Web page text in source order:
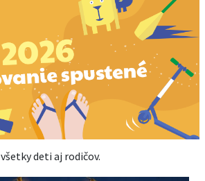
deti aj rodičov.